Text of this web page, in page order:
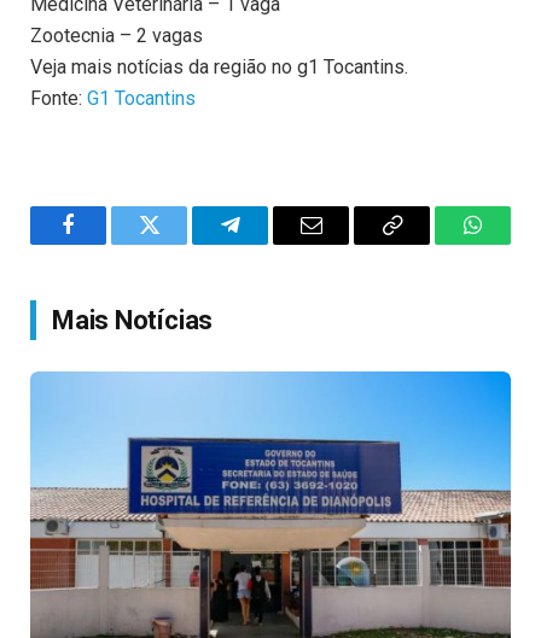
Zootecnia – 2 vagas
Veja mais notícias da região no g1 Tocantins.
Fonte: G1 Tocantins
FacebookTwitter TelegramEmail
Copy
Mais Notícias